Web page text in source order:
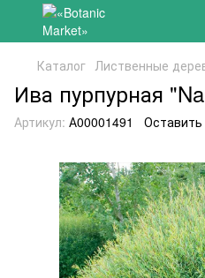
Каталог Лиственные
Ива пурпурная
Артикул: А00001491